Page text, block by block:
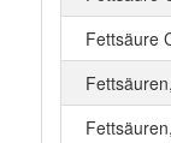
Fettsäure